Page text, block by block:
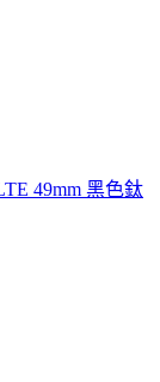
49mm 黑色鈦